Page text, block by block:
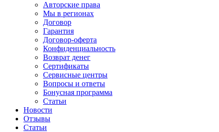
Авторские права
Мы в регионах
Договор
Гарантия
Договор-оферта
Конфиденциальность
Возврат денег
Сертификаты
Сервисные центры
Вопросы и ответы
Бонусная программа
Статьи
Новости
Отзывы
Статьи